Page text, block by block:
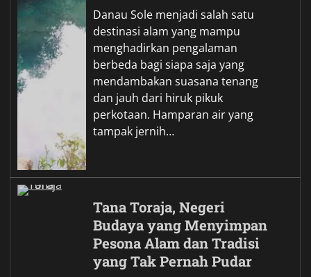
Danau Sole menjadi salah satu
destinasi alam yang mampu
menghadirkan pengalaman
berbeda bagi siapa saja yang
mendambakan suasana tenang
dan jauh dari hiruk pikuk
perkotaan. Hamparan air yang
tampak jernih…
Tana Toraja, Negeri
Budaya yang Menyimpan
Pesona Alam dan Tradisi
yang Tak Pernah Pudar